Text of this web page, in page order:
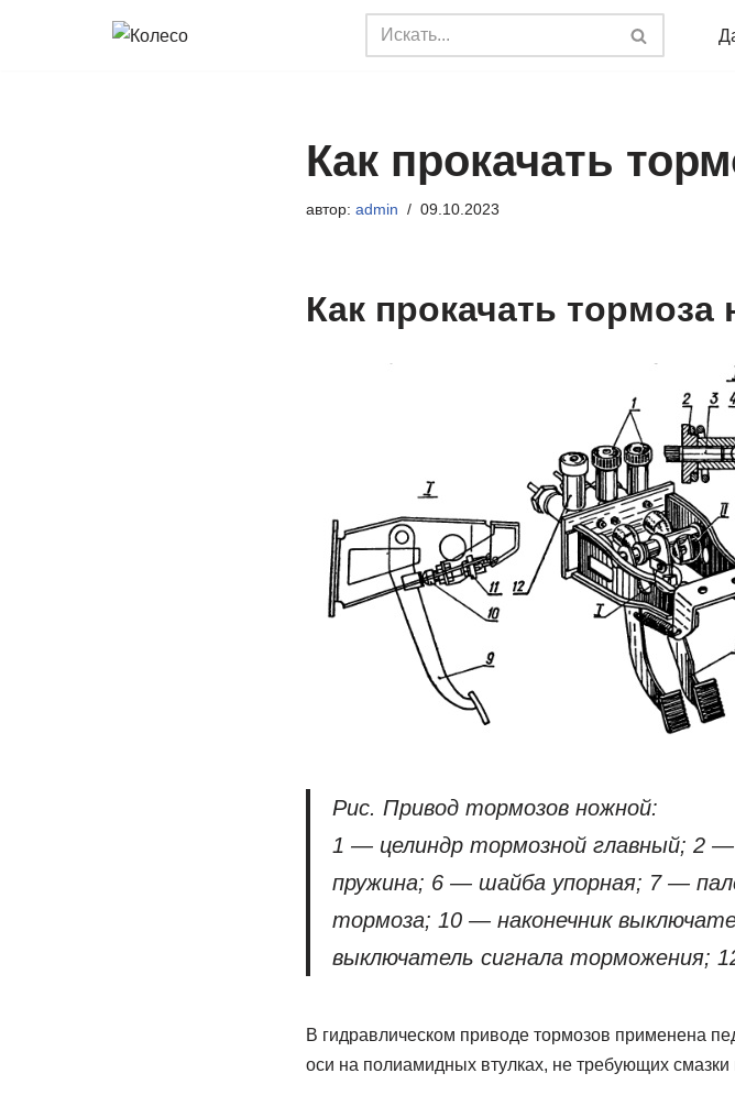
Как прокачать
автор: admin 09.10.2023
Как прокачать тормоза
Рис. Привод тормозов ножной:
1 — целиндр тормозной главный;
пружина; 6 — шайба упорная; 7 —
тормоза; 10 — наконечник
выключатель сигнала торможения;
В гидравлическом приводе тормозов применена
оси на полиамидных втулках, не требующих смазки